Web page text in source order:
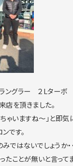
ラングラー ２Lターボ
店を頂きました。
ゃいますね～」と即気
です。
はないでしょうか・・
ことが無いと言って